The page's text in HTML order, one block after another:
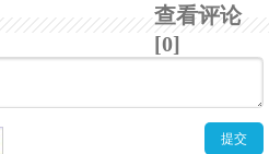
查看评论
[0]